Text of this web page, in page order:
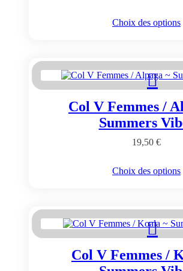
produit
Choix des options
Ce
Les
options
être
choisies
sur
la
produit
Col V Femmes /
Summers
19,50 €
Choix des options
Ce
Les
options
être
choisies
Col V Femmes /